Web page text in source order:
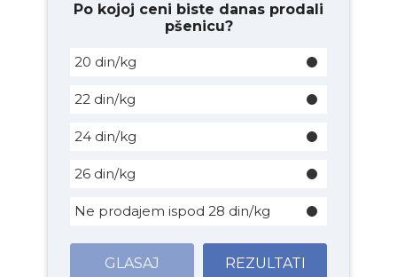
Po kojoj ceni biste danas prodali
pšenicu?
20 din/kg
22 din/kg
24 din/kg
26 din/kg
Ne prodajem ispod 28 din/kg
GLASAJ REZULTATI